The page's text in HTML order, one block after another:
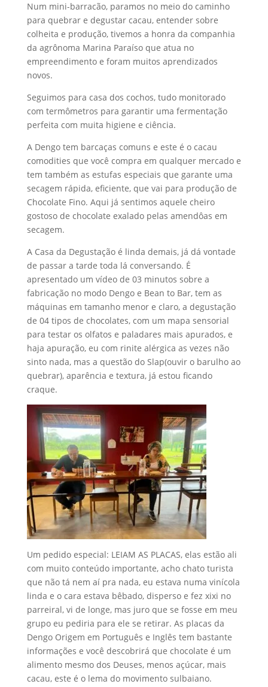
Num mini-barracão, paramos no meio do caminho
para quebrar e degustar cacau, entender sobre
colheita e produção, tivemos a honra da companhia
da agrônoma Marina Paraíso que atua no
empreendimento e foram muitos aprendizados
novos.
Seguimos para casa dos cochos, tudo monitorado
com termômetros para garantir uma fermentação
perfeita com muita higiene e ciência.
A Dengo tem barcaças comuns e este é o cacau
comodities que você compra em qualquer mercado e
tem também as estufas especiais que garante uma
secagem rápida, eficiente, que vai para produção de
Chocolate Fino. Aqui já sentimos aquele cheiro
gostoso de chocolate exalado pelas amendôas em
secagem.
A Casa da Degustação é linda demais, já dá vontade
de passar a tarde toda lá conversando. É
apresentado um vídeo de 03 minutos sobre a
fabricação no modo Dengo e Bean to Bar, tem as
máquinas em tamanho menor e claro, a degustação
de 04 tipos de chocolates, com um mapa sensorial
para testar os olfatos e paladares mais apurados, e
haja apuração, eu com rinite alérgica as vezes não
sinto nada, mas a questão do Slap(ouvir o barulho ao
quebrar), aparência e textura, já estou ficando
craque.
Um pedido especial: LEIAM AS PLACAS, elas estão ali
com muito conteúdo importante, acho chato turista
que não tá nem aí pra nada, eu estava numa vinícola
linda e o cara estava bêbado, disperso e fez xixi no
parreiral, vi de longe, mas juro que se fosse em meu
grupo eu pediria para ele se retirar. As placas da
Dengo Origem em Português e Inglês tem bastante
informações e você descobrirá que chocolate é um
alimento mesmo dos Deuses, menos açúcar, mais
cacau, este é o lema do movimento sulbaiano.